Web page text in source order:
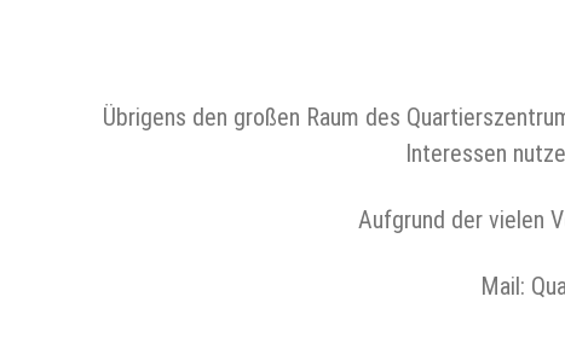
Übrigens den großen Raum des
Interessen
Aufgrund der vielen
Mail: